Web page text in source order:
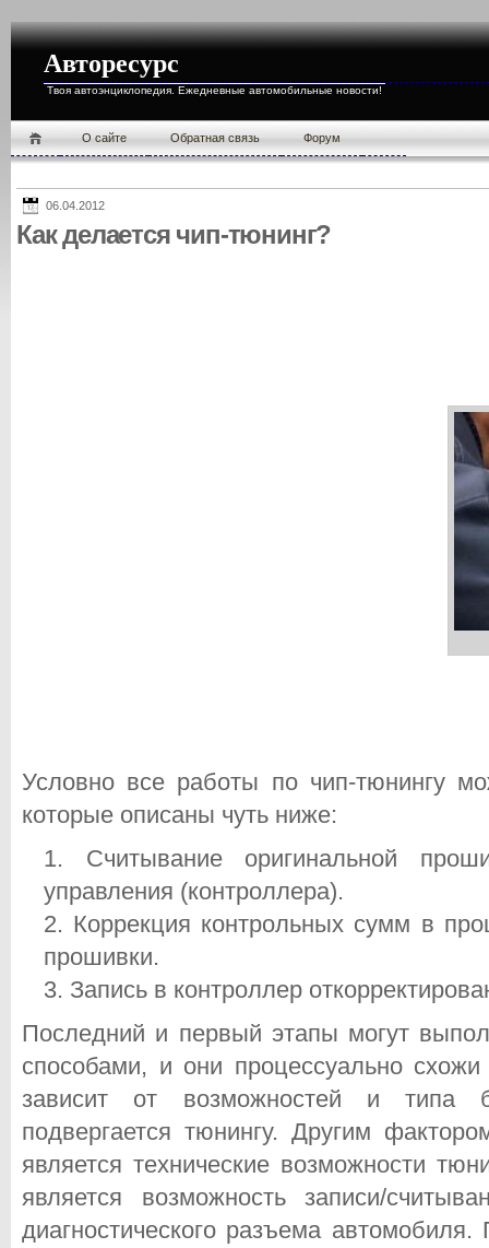
Авторесурс
Твоя автоэнциклопедия. Ежедневные автомобильные новости!
О cайте Обратная связь Форум
06.04.2012
Как делается чип-тюнинг?
Условно все работы по чип-тюнингу
которые описаны чуть ниже:
Считывание оригинальной
управления (контроллера).
Коррекция контрольных сумм в
прошивки.
Запись в контроллер
Последний и первый этапы могут
способами, и они процессуально
зависит от возможностей и типа
подвергается тюнингу. Другим
является технические возможности
является возможность записи/
диагностического разъема